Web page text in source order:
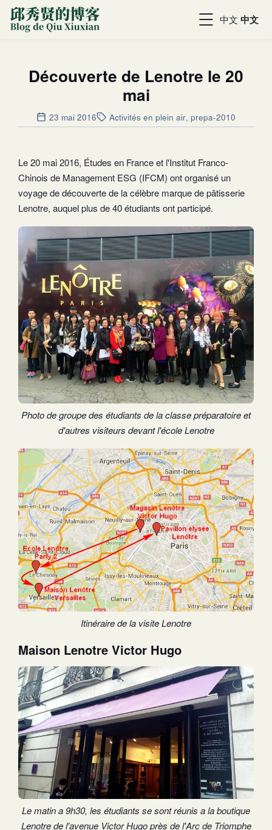
中文 中文
Découverte de Lenotre le 20
mai
23 mai 2016 Activités en plein air,prepa-2010
Le 20 mai 2016, Études en France et l'Institut Franco-
Chinois de Management ESG (IFCM) ont organisé un
voyage de découverte de la célèbre marque de pâtisserie
Lenotre, auquel plus de 40 étudiants ont participé.
Photo de groupe des étudiants de la classe préparatoire et
d'autres visiteurs devant l'école Lenotre
Itinéraire de la visite Lenotre
Maison Lenotre Victor Hugo
Le matin a 9h30, les étudiants se sont réunis a la boutique
Lenotre de l'avenue Victor Hugo près de l'Arc de Triomphe